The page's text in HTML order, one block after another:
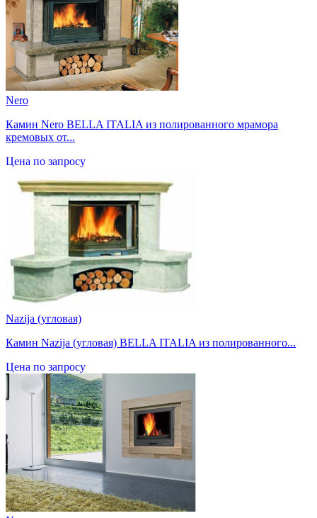
Nero
Камин Nero BELLA ITALIA из полированного мрамора
кремовых от...
Цена по запросу
Nazija (угловая)
Камин Nazija (угловая) BELLA ITALIA из полированного...
Цена по запросу